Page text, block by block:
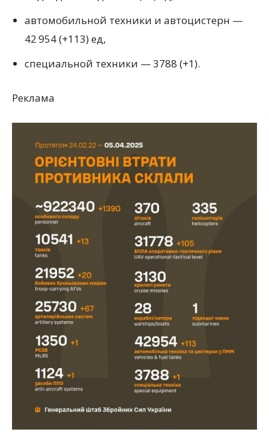
автомобильной техники и автоцистерн —
42 954(+113) ед,
специальной техники — 3788 (+1).
Реклама